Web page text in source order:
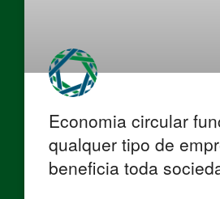
Economia circular
qualquer tipo de
beneficia toda